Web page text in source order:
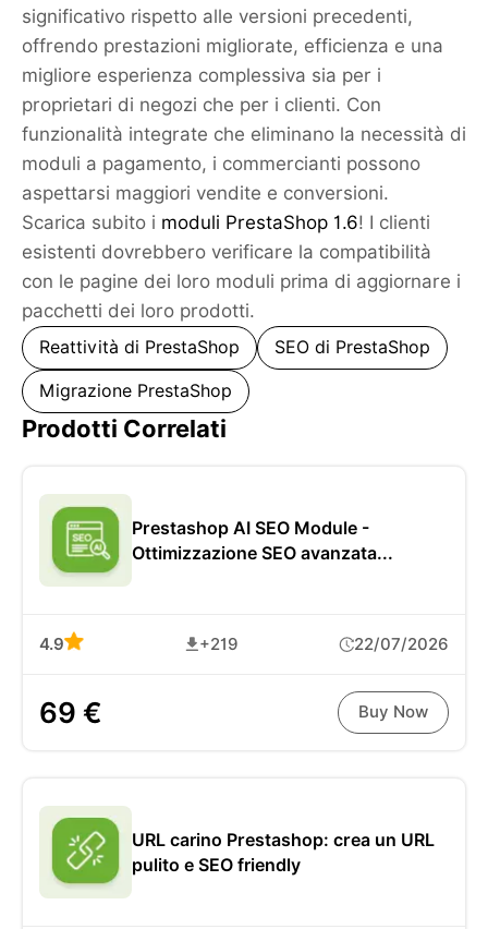
significativo rispetto alle versioni precedenti,
offrendo prestazioni migliorate, efficienza e una
migliore esperienza complessiva sia per i
proprietari di negozi che per i clienti. Con
funzionalità integrate che eliminano la necessità di
moduli a pagamento, i commercianti possono
aspettarsi maggiori vendite e conversioni.
Scarica subito i moduli PrestaShop 1.6! I clienti
esistenti dovrebbero verificare la compatibilità
con le pagine dei loro moduli prima di aggiornare i
pacchetti dei loro prodotti.
Reattività di PrestaShop SEO di PrestaShop
Migrazione PrestaShop
Prodotti Correlati
Prestashop AI SEO Module -
Ottimizzazione SEO avanzata...
4.9 +219 22/07/2026
69 € Buy Now
URL carino Prestashop: crea un URL
pulito e SEO friendly